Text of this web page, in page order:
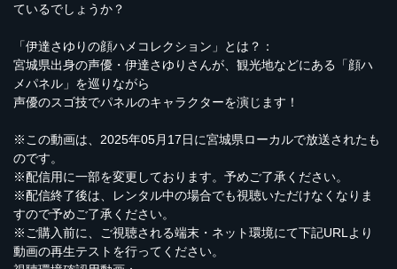
ているでしょうか？
「伊達さゆりの顔ハメコレクション」とは？：
宮城県出身の声優・伊達さゆりさんが、観光地などにある「顔ハ
メパネル」を巡りながら
声優のスゴ技でパネルのキャラクターを演じます！
※この動画は、2025年05月17日に宮城県ローカルで放送されたも
のです。
※配信用に一部を変更しております。予めご了承ください。
※配信終了後は、レンタル中の場合でも視聴いただけなくなりま
すので予めご了承ください。
※ご購入前に、ご視聴される端末・ネット環境にて下記URLより
動画の再生テストを行ってください。